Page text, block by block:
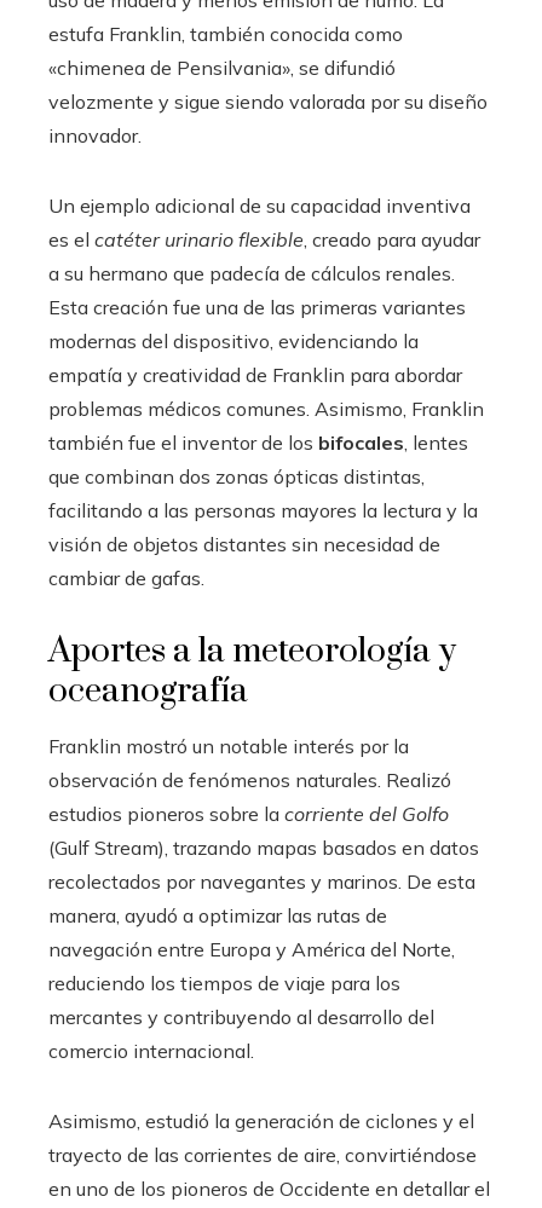
estufa Franklin, también conocida como
«chimenea de Pensilvania», se difundió
velozmente y sigue siendo valorada por su diseño
innovador.
Un ejemplo adicional de su capacidad inventiva
es el catéter urinario flexible , creado para ayudar
a su hermano que padecía de cálculos renales.
Esta creación fue una de las primeras variantes
modernas del dispositivo, evidenciando la
empatía y creatividad de Franklin para abordar
problemas médicos comunes. Asimismo, Franklin
también fue el inventor de los bifocales , lentes
que combinan dos zonas ópticas distintas,
facilitando a las personas mayores la lectura y la
visión de objetos distantes sin necesidad de
cambiar de gafas.
Aportes a la meteorología y
oceanografía
Franklin mostró un notable interés por la
observación de fenómenos naturales. Realizó
estudios pioneros sobre la corriente del Golfo
(Gulf Stream), trazando mapas basados en datos
recolectados por navegantes y marinos. De esta
manera, ayudó a optimizar las rutas de
navegación entre Europa y América del Norte,
reduciendo los tiempos de viaje para los
mercantes y contribuyendo al desarrollo del
comercio internacional.
Asimismo, estudió la generación de ciclones y el
trayecto de las corrientes de aire, convirtiéndose
en uno de los pioneros de Occidente en detallar el